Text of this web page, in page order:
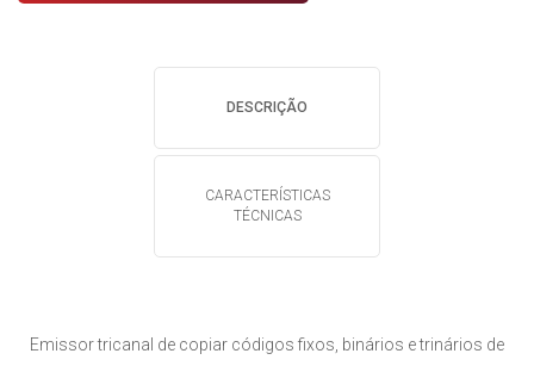
DESCRIÇÃO
CARACTERÍSTICAS
TÉCNICAS
Emissor tricanal de copiar códigos fixos, binários e trinários de